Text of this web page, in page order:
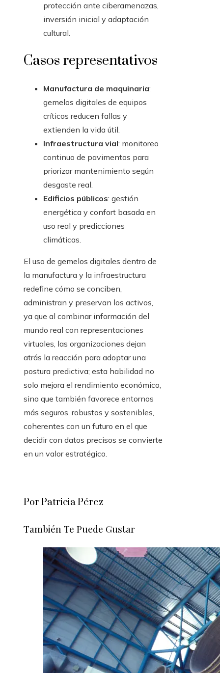
protección ante ciberamenazas,
inversión inicial y adaptación
cultural.
Casos representativos
Manufactura de maquinaria:
gemelos digitales de equipos
críticos reducen fallas y
extienden la vida útil.
Infraestructura vial: monitoreo
continuo de pavimentos para
priorizar mantenimiento según
desgaste real.
Edificios públicos: gestión
energética y confort basada en
uso real y predicciones
climáticas.
El uso de gemelos digitales dentro de
la manufactura y la infraestructura
redefine cómo se conciben,
administran y preservan los activos,
ya que al combinar información del
mundo real con representaciones
virtuales, las organizaciones dejan
atrás la reacción para adoptar una
postura predictiva; esta habilidad no
solo mejora el rendimiento económico,
sino que también favorece entornos
más seguros, robustos y sostenibles,
coherentes con un futuro en el que
decidir con datos precisos se convierte
en un valor estratégico.
Por Patricia Pérez
También Te Puede Gustar